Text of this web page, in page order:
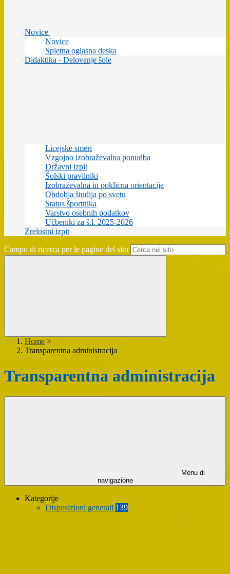
Novice
Novice
Spletna oglasna deska
Didaktika - Delovanje šole
Licejske smeri
Vzgojno izobraževalna ponudba
Državni izpit
Šolski pravilniki
Izobraževalna in poklicna orientacija
Obdobja študija po svetu
Status športnika
Varstvo osebnih podatkov
Učbeniki za š.l. 2025-2026
Zrelostni izpit
Campo di ricerca per le pagine del sito
Home >
Transparentna administracija
Transparentna administracija
Menu di
navigazione
Kategorije
Disposizioni generali 139